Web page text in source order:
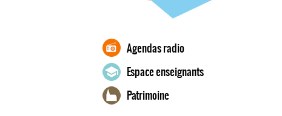
Agendas radio
Espace enseignants
Patrimoine